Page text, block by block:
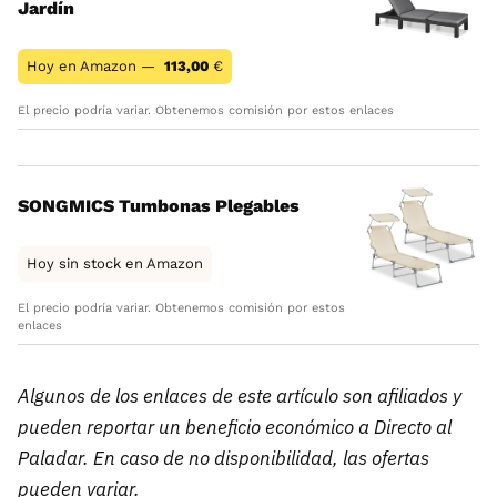
Jardín
Hoy en Amazon — 113,00 €
El precio podría variar. Obtenemos comisión por estos enlaces
SONGMICS Tumbonas Plegables
Hoy sin stock en Amazon
El precio podría variar. Obtenemos comisión por estos
enlaces
Algunos de los enlaces de este artículo son afiliados y
pueden reportar un beneficio económico a Directo al
Paladar. En caso de no disponibilidad, las ofertas
pueden variar.